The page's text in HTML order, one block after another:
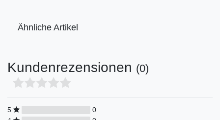
Ähnliche Artikel
Kundenrezensionen (0)
5
0